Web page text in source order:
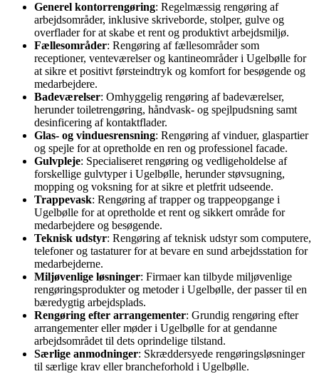
Generel kontorrengøring: Regelmæssig rengøring af
arbejdsområder, inklusive skriveborde, stolper, gulve og
overflader for at skabe et rent og produktivt arbejdsmiljø.
Fællesområder: Rengøring af fællesområder som
receptioner, venteværelser og kantineområder i Ugelbølle for
at sikre et positivt førsteindtryk og komfort for besøgende og
medarbejdere.
Badeværelser: Omhyggelig rengøring af badeværelser,
herunder toiletrengøring, håndvask- og spejlpudsning samt
desinficering af kontaktflader.
Glas- og vinduesrensning: Rengøring af vinduer, glaspartier
og spejle for at opretholde en ren og professionel facade.
Gulvpleje: Specialiseret rengøring og vedligeholdelse af
forskellige gulvtyper i Ugelbølle, herunder støvsugning,
mopping og voksning for at sikre et pletfrit udseende.
Trappevask: Rengøring af trapper og trappeopgange i
Ugelbølle for at opretholde et rent og sikkert område for
medarbejdere og besøgende.
Teknisk udstyr: Rengøring af teknisk udstyr som computere,
telefoner og tastaturer for at bevare en sund arbejdsstation for
medarbejderne.
Miljøvenlige løsninger: Firmaer kan tilbyde miljøvenlige
rengøringsprodukter og metoder i Ugelbølle, der passer til en
bæredygtig arbejdsplads.
Rengøring efter arrangementer: Grundig rengøring efter
arrangementer eller møder i Ugelbølle for at gendanne
arbejdsområdet til dets oprindelige tilstand.
Særlige anmodninger: Skræddersyede rengøringsløsninger
til særlige krav eller brancheforhold i Ugelbølle.